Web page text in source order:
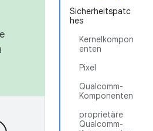
Sicherheitspatc
hes
Kernelkompon
enten
Pixel
Qualcomm-
Komponenten
proprietäre
Qualcomm-